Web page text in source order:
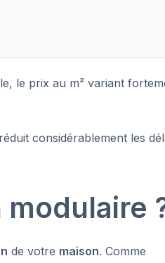
le prix au m² variant
considérablement les
de votre maison. Comme